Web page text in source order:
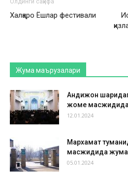
Халқаро Ёшлар фестивали
Жума маърузалари
Андижон
жоме масжидида
12.01.2024
Мархамат
масжидида жума
05.01.2024